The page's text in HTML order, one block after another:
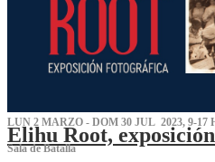
LUN 2 MARZO - DOM 30 JUL 2023, 9-17
Elihu Root,
Sala de Batalla